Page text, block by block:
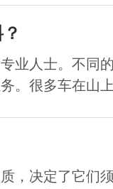
业人士。不同
。很多车在山
，决定了它们